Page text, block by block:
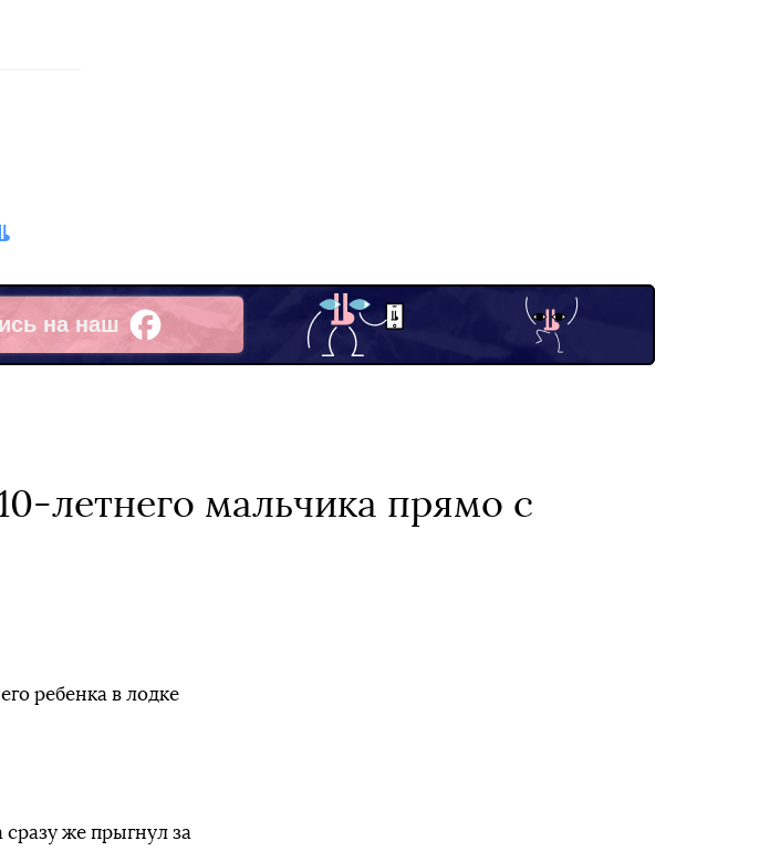
на наш
летнего мальчика прямо с
ребенка в лодке
же прыгнул за